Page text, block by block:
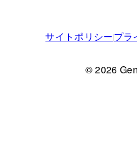
サイトポリシープラ
© 2026